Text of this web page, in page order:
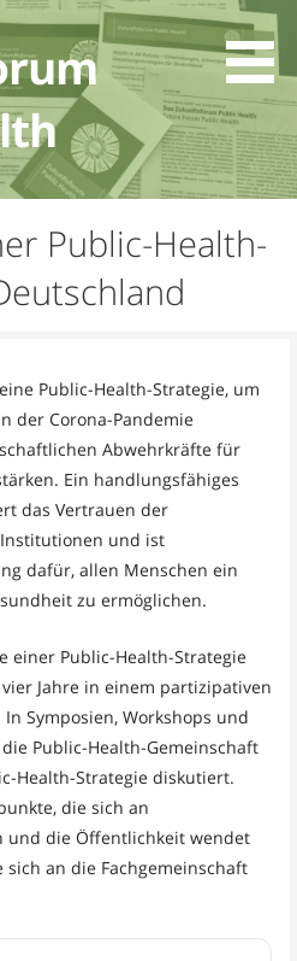
Public-Health-
Public-Health-Strategie, um
der Corona-Pandemie
Abwehrkräfte für
Ein handlungsfähiges
das Vertrauen der
und ist
dafür, allen Menschen ein
zu ermöglichen.
einer Public-Health-Strategie
Jahre in einem partizipativen
Symposien, Workshops und
Public-Health-Gemeinschaft
Health-Strategie diskutiert.
die sich an
und die Öffentlichkeit wendet
an die Fachgemeinschaft